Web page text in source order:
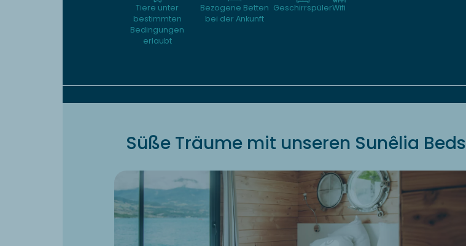
Tiere unter
bestimmten
Bedingungen
erlaubt
Bezogene Betten
bei der Ankunft
GeschirrspülerWifi
Süße Träume mit unseren Sunêlia Beds